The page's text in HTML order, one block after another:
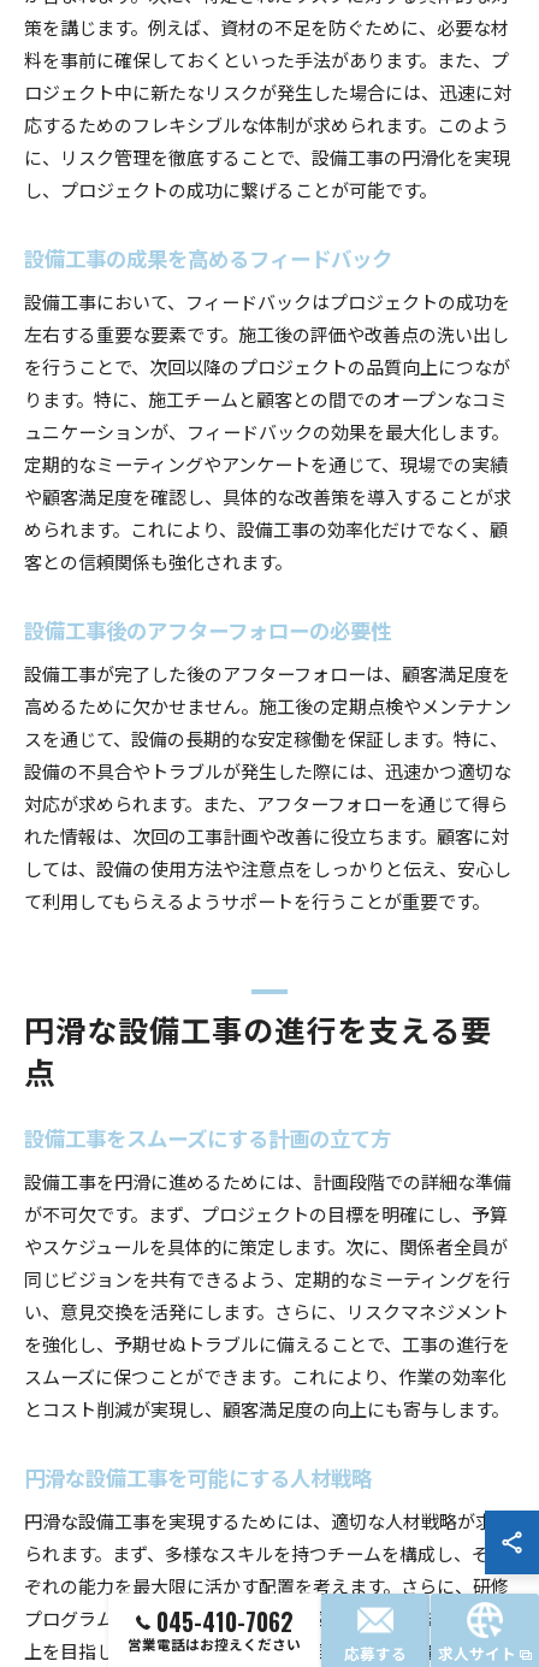
策を講じます。例えば、資材の不足を防ぐために、必要な材
料を事前に確保しておくといった手法があります。また、プ
ロジェクト中に新たなリスクが発生した場合には、迅速に対
応するためのフレキシブルな体制が求められます。このよう
に、リスク管理を徹底することで、設備工事の円滑化を実現
し、プロジェクトの成功に繋げることが可能です。
設備工事の成果を高めるフィードバック
設備工事において、フィードバックはプロジェクトの成功を
左右する重要な要素です。施工後の評価や改善点の洗い出し
を行うことで、次回以降のプロジェクトの品質向上につなが
ります。特に、施工チームと顧客との間でのオープンなコミ
ュニケーションが、フィードバックの効果を最大化します。
定期的なミーティングやアンケートを通じて、現場での実績
や顧客満足度を確認し、具体的な改善策を導入することが求
められます。これにより、設備工事の効率化だけでなく、顧
客との信頼関係も強化されます。
設備工事後のアフターフォローの必要性
設備工事が完了した後のアフターフォローは、顧客満足度を
高めるために欠かせません。施工後の定期点検やメンテナン
スを通じて、設備の長期的な安定稼働を保証します。特に、
設備の不具合やトラブルが発生した際には、迅速かつ適切な
対応が求められます。また、アフターフォローを通じて得ら
れた情報は、次回の工事計画や改善に役立ちます。顧客に対
しては、設備の使用方法や注意点をしっかりと伝え、安心し
て利用してもらえるようサポートを行うことが重要です。
円滑な設備工事の進行を支える要
点
設備工事をスムーズにする計画の立て方
設備工事を円滑に進めるためには、計画段階での詳細な準備
が不可欠です。まず、プロジェクトの目標を明確にし、予算
やスケジュールを具体的に策定します。次に、関係者全員が
同じビジョンを共有できるよう、定期的なミーティングを行
い、意見交換を活発にします。さらに、リスクマネジメント
を強化し、予期せぬトラブルに備えることで、工事の進行を
スムーズに保つことができます。これにより、作業の効率化
とコスト削減が実現し、顧客満足度の向上にも寄与します。
円滑な設備工事を可能にする人材戦略
円滑な設備工事を実現するためには、適切な人材戦略が求め
られます。まず、多様なスキルを持つチームを構成し、それ
ぞれの能力を最大限に活かす配置を考えます。さらに、研修
プログラムを通じてスキルアップを図ることで、技術力の向
上を目指します。人材育成に加え、風通しの良い職場環境を
045-410-7062
営業電話はお控えください 応募する 求人サイト